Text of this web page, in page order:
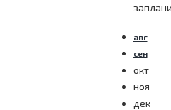
авг
сен
окт
ноя
дек